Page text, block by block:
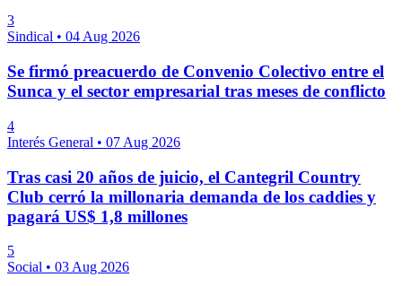
3
Sindical • 04 Aug 2026
Se firmó preacuerdo de Convenio Colectivo entre el
Sunca y el sector empresarial tras meses de conflicto
4
Interés General • 07 Aug 2026
Tras casi 20 años de juicio, el Cantegril Country
Club cerró la millonaria demanda de los caddies y
pagará US$ 1,8 millones
5
Social • 03 Aug 2026